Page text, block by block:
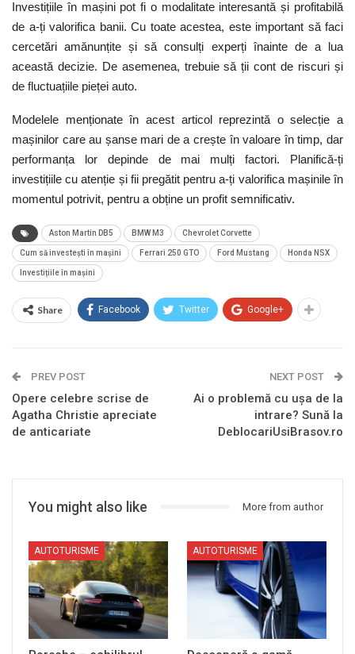
Investițiile în mașini pot fi o modalitate interesantă și profitabilă
de a-ți valorifica banii. Cu toate acestea, este important să faci
cercetări amănunțite și să consulți experți înainte de a lua
această decizie. De asemenea, trebuie să ții cont de riscuri și
de fluctuațiile pieței auto.
Modelele menționate în acest articol reprezintă o selecție a
mașinilor care au șanse mari de a crește în valoare în timp, dar
performanța lor depinde de mai mulți factori. Planifică-ți
investițiile cu atenție și fii pregătit pentru a-ți valorifica mașinile în
momentul potrivit, pentru a obține un profit semnificativ.
Aston Martin DB5 BMW M3 Chevrolet Corvette
Cum să investești în mașini Ferrari 250 GTO Ford Mustang Honda NSX
Investițiile în mașini
Share Facebook Twitter Google+
PREV POST
Opere celebre scrise de
Agatha Christie apreciate
de anticariate
NEXT POST
Ai o problemă cu ușa de la
intrare? Sună la
DeblocariUsiBrasov.ro
You might also like More from author
AUTOTURISME AUTOTURISME